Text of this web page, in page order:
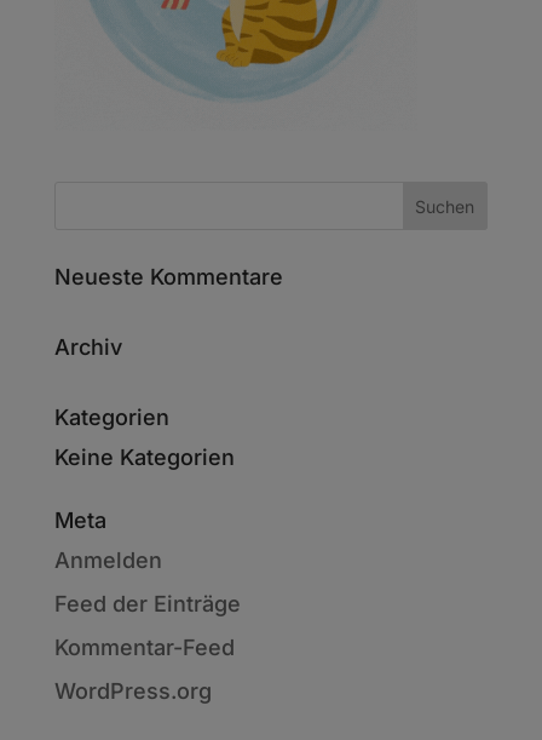
Neueste Kommentare
Archiv
Kategorien
Keine Kategorien
Meta
Anmelden
Feed der Einträge
Kommentar-Feed
WordPress.org